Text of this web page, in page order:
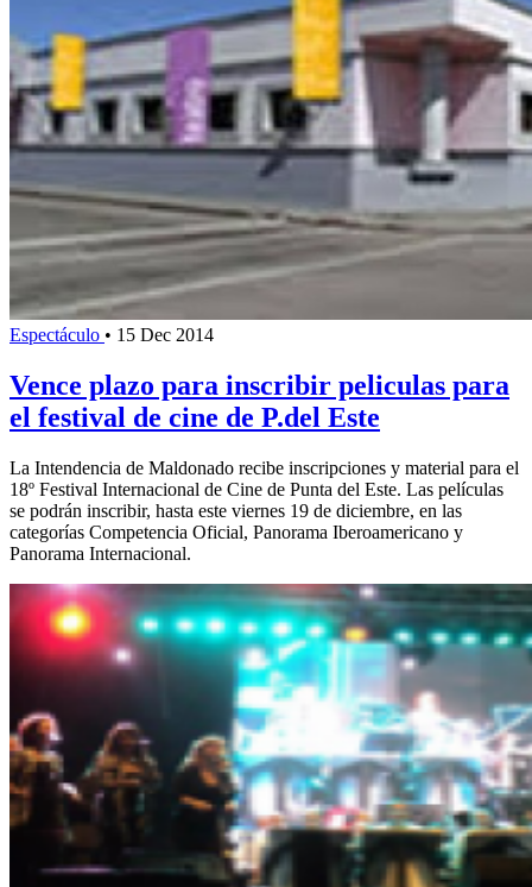
Espectáculo • 15 Dec 2014
Vence plazo para inscribir peliculas para
el festival de cine de P.del Este
La Intendencia de Maldonado recibe inscripciones y material para el
18º Festival Internacional de Cine de Punta del Este. Las películas
se podrán inscribir, hasta este viernes 19 de diciembre, en las
categorías Competencia Oficial, Panorama Iberoamericano y
Panorama Internacional.